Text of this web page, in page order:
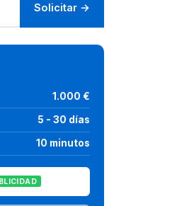
Solicitar →
1.000 €
5 - 30 días
10 minutos